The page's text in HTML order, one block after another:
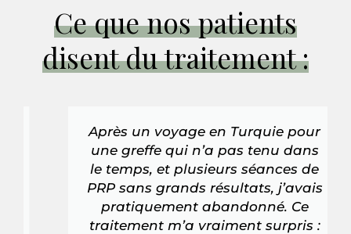
Ce que nos patients
disent du traitement :
Après un voyage en Turquie pour
une greffe qui n’a pas tenu dans
le temps, et plusieurs séances de
PRP sans grands résultats, j’avais
pratiquement abandonné. Ce
traitement m’a vraiment surpris :